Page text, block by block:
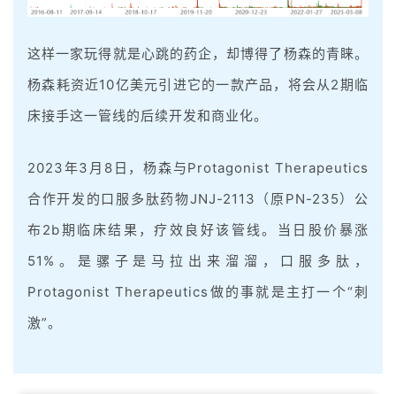
这样一家玩得就是心跳的药企，却博得了杨森的青睐。
杨森耗资近10亿美元引进它的一款产品，将会从2期临
床接手这一管线的后续开发和商业化。
2023年3月8日，杨森与Protagonist Therapeutics
合作开发的口服多肽药物JNJ-2113（原PN-235）公
布2b期临床结果，疗效良好该管线。当日股价暴涨
51%。是骡子是马拉出来溜溜，口服多肽，
Protagonist Therapeutics做的事就是主打一个“刺
激”。